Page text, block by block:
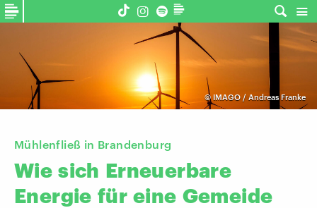
© IMAGO / Andreas Franke
Mühlenfließ in Brandenburg
Wie sich Erneuerbare
Energie für eine Gemeide